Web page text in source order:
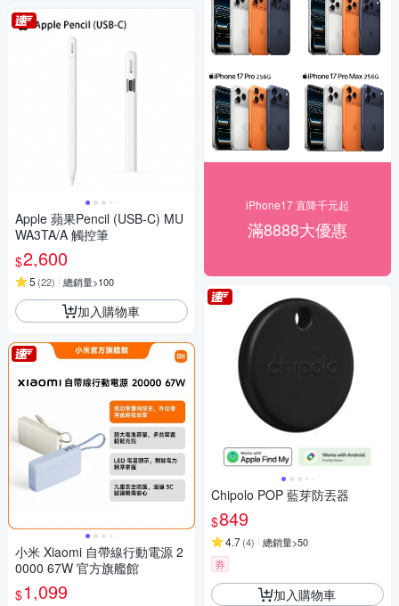
Apple 蘋果Pencil (USB-C) MU
WA3TA/A 觸控筆
$2,600
5 (22) 總銷量>100
加入購物車
小米 Xiaomi 自帶線行動電源 2
0000 67W 官方旗艦館
$1,099
iPhone17 直降千元起
滿8888大優惠
Chipolo POP 藍芽防丟器
$849
4.7(4) 總銷量>50
券
加入購物車